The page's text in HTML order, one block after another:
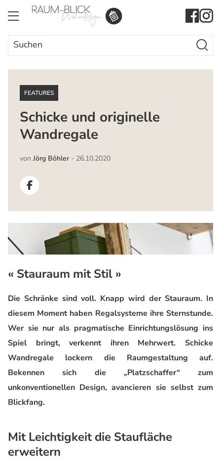
Search
for:
Search
FEATURES
Schicke und originelle
Wandregale
von Jörg Böhler - 26.10.2020
« Stauraum mit Stil »
Die Schränke sind voll. Knapp wird der Stauraum. In
diesem Moment haben Regalsysteme ihre Sternstunde.
Wer sie nur als pragmatische Einrichtungslösung ins
Spiel bringt, verkennt ihren Mehrwert. Schicke
Wandregale lockern die Raumgestaltung auf.
Bekennen sich die „Platzschaffer“ zum
unkonventionellen Design, avancieren sie selbst zum
Blickfang.
Mit Leichtigkeit die Staufläche
erweitern